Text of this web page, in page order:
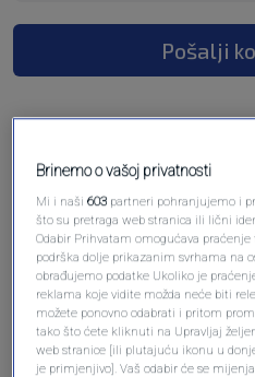
Pošalji
Brinemo o vašoj privatnosti
Mi i naši603 partneri pohranjujemo i
što su pretraga web stranica ili lični
Odabir Prihvatam omogućava
podrška dolje prikazanim svrhama na
obrađujemo podatke Ukoliko je
reklama koje vidite možda neće biti
možete ponovno odabrati i pritom
tako što ćete kliknuti na Upravljaj
web stranice [ili plutajuću ikonu u
je primjenjivo]. Vaš odabir će se